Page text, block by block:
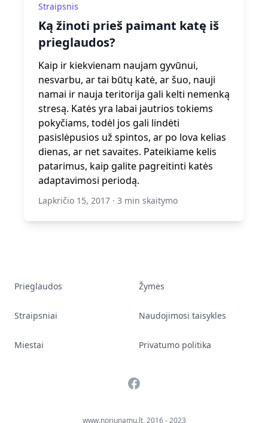
Straipsnis
Ką žinoti prieš paimant katę iš
prieglaudos?
Kaip ir kiekvienam naujam gyvūnui,
nesvarbu, ar tai būtų katė, ar šuo, nauji
namai ir nauja teritorija gali kelti nemenką
stresą. Katės yra labai jautrios tokiems
pokyčiams, todėl jos gali lindėti
pasislėpusios už spintos, ar po lova kelias
dienas, ar net savaites. Pateikiame kelis
patarimus, kaip galite pagreitinti katės
adaptavimosi periodą.
Lapkričio 15, 2017 · 3 min skaitymo
Prieglaudos
Straipsniai
Miestai
Žymės
Naudojimosi taisykles
Privatumo politika
Facebook
www.noriunamu.lt, 2016 - 2023